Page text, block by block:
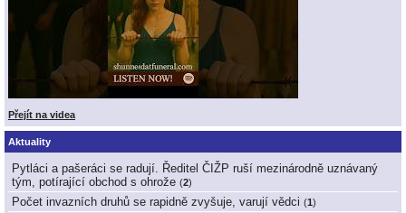
Přejít na videa
Aktuality
Pytláci a pašeráci se radují. Ředitel ČIŽP ruší mezinárodně uznávaný
tým, potírající obchod s ohrože (2)
Počet invazních druhů se rapidně zvyšuje, varují vědci (1)